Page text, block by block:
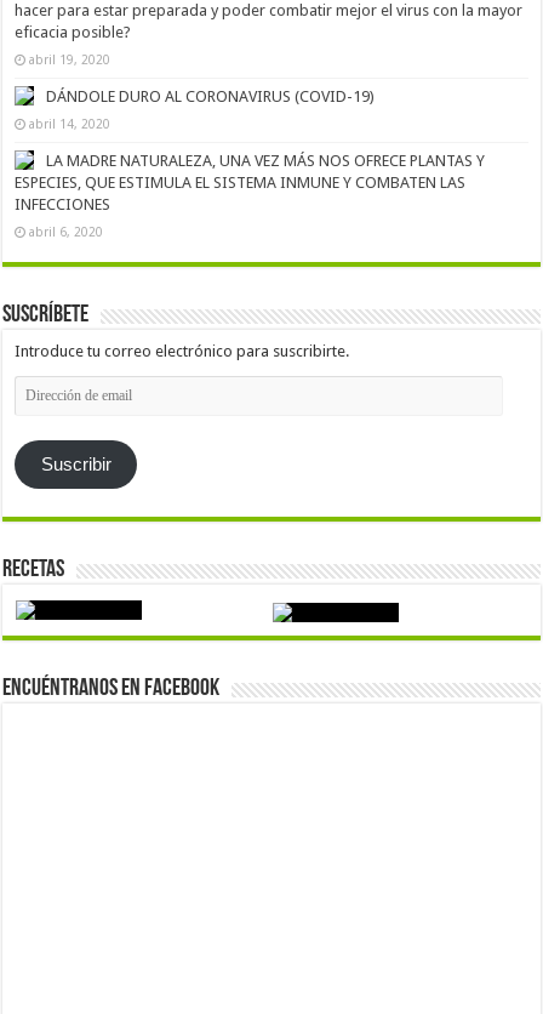
hacer para estar preparada y poder combatir mejor el virus con la mayor
eficacia posible?
abril 19, 2020
DÁNDOLE DURO AL CORONAVIRUS (COVID-19)
abril 14, 2020
LA MADRE NATURALEZA, UNA VEZ MÁS NOS OFRECE PLANTAS Y
ESPECIES, QUE ESTIMULA EL SISTEMA INMUNE Y COMBATEN LAS
INFECCIONES
abril 6, 2020
Suscríbete
Introduce tu correo electrónico para suscribirte.
Dirección
de
Suscribir
Recetas
Encuéntranos en Facebook